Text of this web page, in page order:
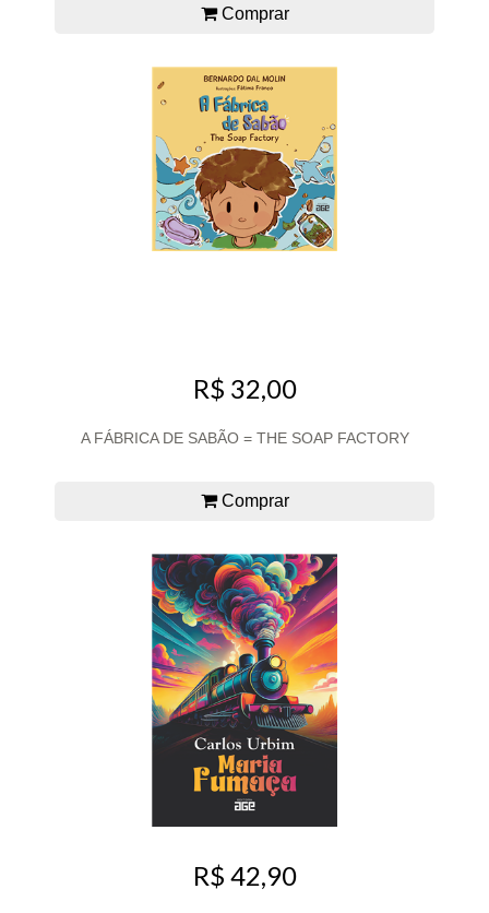
Comprar
R$ 32,00
A FÁBRICA DE SABÃO = THE SOAP FACTORY
Comprar
R$ 42,90